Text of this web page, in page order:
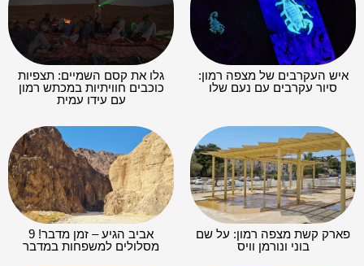
איש העקרבים של מצפה רמון:
סיור עקרבים עם נעם שלו
גלו את קסם השמיים: תצפיות
כוכבים חוויתיות במכתש רמון
עם עידו עמית
פארק קשת מצפה רמון: על שם
בוני ונורמן וויס
אביב הגיע – זמן מדבר! 9
מסלולים למשפחות במדבר